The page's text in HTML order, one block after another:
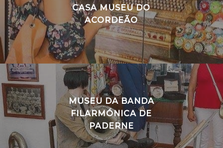
CASA MUSEU DO
ACORDEÃO
MUSEU DA BANDA
FILARMÓNICA DE
PADERNE